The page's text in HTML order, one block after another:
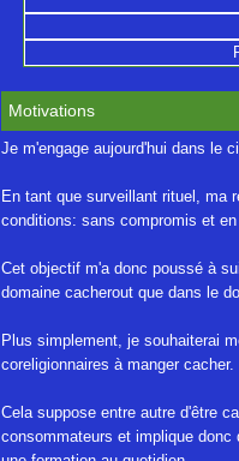
Motivations
Je m'engage aujourd'hui dans le
En tant que surveillant rituel, ma
conditions: sans compromis et
Cet objectif m'a donc poussé à
domaine cacherout que dans le
Plus simplement, je souhaiterai
coreligionnaires à manger cacher.
Cela suppose entre autre d'être
consommateurs et implique donc